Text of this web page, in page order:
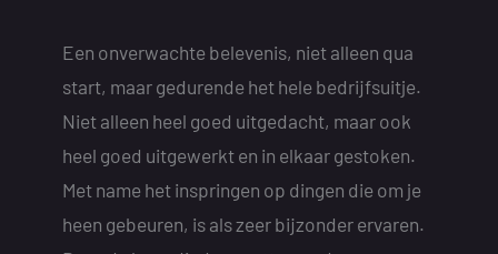
Een onverwachte belevenis, niet alleen qua
start, maar gedurende het hele bedrijfsuitje.
Niet alleen heel goed uitgedacht, maar ook
heel goed uitgewerkt en in elkaar gestoken.
Met name het inspringen op dingen die om je
heen gebeuren, is als zeer bijzonder ervaren.